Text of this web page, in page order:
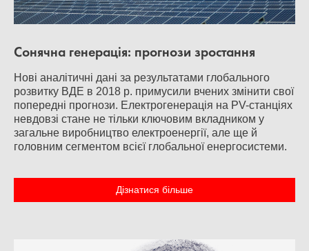
Сонячна генерація: прогнози зростання
Нові аналітичні дані за результатами глобального
розвитку ВДЕ в 2018 р. примусили вчених змінити свої
попередні прогнози. Електрогенерація на PV-станціях
невдовзі стане не тільки ключовим вкладником у
загальне виробництво електроенергії, але ще й
головним сегментом всієї глобальної енергосистеми.
Дізнатися більше